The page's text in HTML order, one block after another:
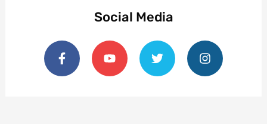
Social Media
F
a
c
e
Y
o
u
t
T
w
i
t
I
n
s
t